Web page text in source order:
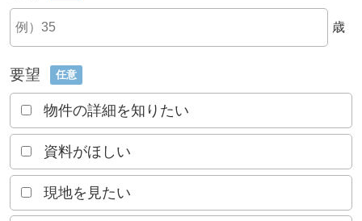
歳
要望 任意
物件の詳細を知りたい
資料がほしい
現地を見たい